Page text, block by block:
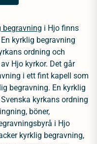
begravning i Hjo finns
kyrklig begravning
ordning och
Hjo kyrkor. Det går
i ett fint kapell som
begravning. En kyrklig
kyrkans ordning
böner,
i Hjo
kyrklig begravning,